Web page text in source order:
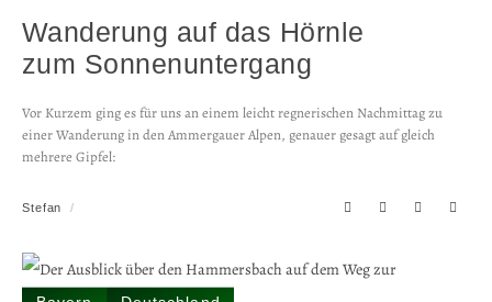
Wanderung auf das Hörnle
zum Sonnen­untergang
Vor Kurzem ging es für uns an einem leicht regnerischen Nachmittag zu
einer Wanderung in den Ammergauer Alpen, genauer gesagt auf gleich
mehrere Gipfel:
Stefan